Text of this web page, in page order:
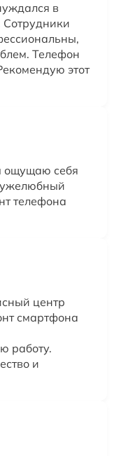
в
Сотрудники
Телефон
этот
ощущаю себя
телефона
центр
смартфона
работу.
и